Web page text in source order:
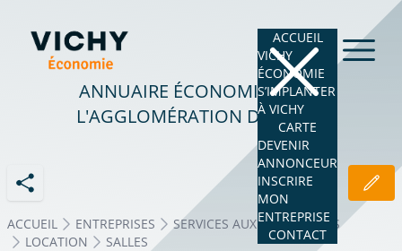
ACCUEIL
VICHY
ÉCONOMIE
S’IMPLANTER
À VICHY
CARTE
DEVENIR
ANNONCEUR
INSCRIRE
MON
ENTREPRISE
CONTACT
ANNUAIRE ÉCONOMIQUE DE
L'AGGLOMÉRATION DE VICHY
ACCUEIL ENTREPRISES
SERVICES AUX ENTREPRISES
LOCATION
SALLES